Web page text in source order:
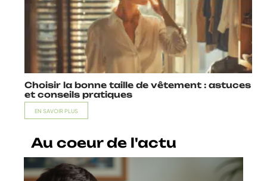
Choisir la bonne taille de vêtement : astuces
et conseils pratiques
EN SAVOIR PLUS
Au coeur de l'actu